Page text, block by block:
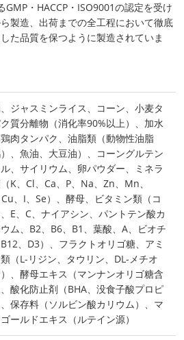
・HACCP・ISO9001の認定を受け
製造、出荷までの全工程において徹底
た品質を保つように製造されていま
ジャスミンライス、コーン、小麦タ
質分離物（消化率90%以上）、加水
肉タンパク、油脂類（動物性油脂
）、魚油、大豆油）、コーングルテン
、サイリウム、卵パウダー、ミネラ
K、Cl、Ca、P、Na、Zn、Mn、
Cu、I、Se）、酵母、ビタミン類（コ
E、C、ナイアシン、パントテン酸カ
ム、B2、B6、B1、葉酸、A、ビオチ
、D3）、フラクトオリゴ糖、アミ
（L-リジン、タウリン、DL-メチオ
、酵母エキス（マンナンオリゴ糖含
酸化防止剤（BHA、没食子酸プロピ
保存料（ソルビン酸カリウム）、マ
ールドエキス（ルテイン源）